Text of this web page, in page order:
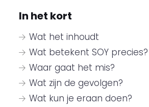
In het kort
Wat het inhoudt
Wat betekent SOY precies?
Waar gaat het mis?
Wat zijn de gevolgen?
Wat kun je eraan doen?